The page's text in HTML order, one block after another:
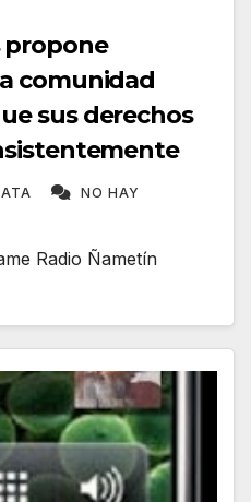
propone
comunidad
sus derechos
NO HAY
Radio Ñametín